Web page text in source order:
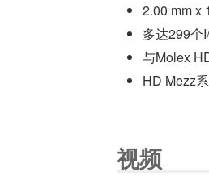
2.00 mm x
多达299个
与Molex
HD Mezz
视频